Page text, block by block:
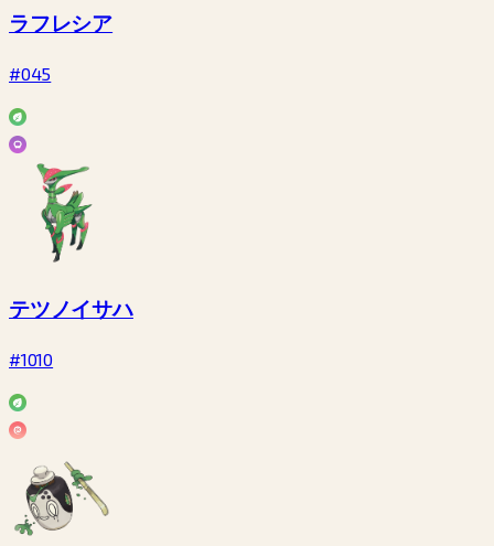
ラフレシア
#045
テツノイサハ
#1010